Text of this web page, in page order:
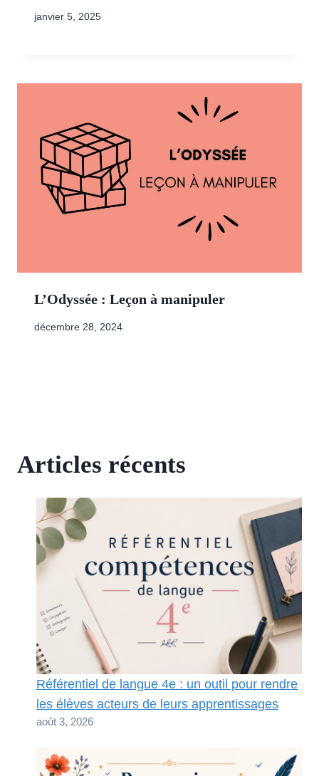
janvier 5, 2025
L’Odyssée : Leçon à manipuler
décembre 28, 2024
Articles récents
Référentiel de langue 4e : un outil pour rendre
les élèves acteurs de leurs apprentissages
août 3, 2026